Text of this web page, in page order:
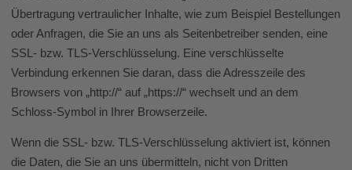
Übertragung vertraulicher Inhalte, wie zum Beispiel Bestellungen
oder Anfragen, die Sie an uns als Seitenbetreiber senden, eine
SSL- bzw. TLS-Verschlüsselung. Eine verschlüsselte
Verbindung erkennen Sie daran, dass die Adresszeile des
Browsers von „http://“ auf „https://“ wechselt und an dem
Schloss-Symbol in Ihrer Browserzeile.
Wenn die SSL- bzw. TLS-Verschlüsselung aktiviert ist, können
die Daten, die Sie an uns übermitteln, nicht von Dritten